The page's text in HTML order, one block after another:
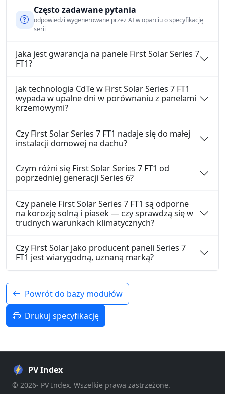
Często zadawane pytania
odpowiedzi wygenerowane przez AI w oparciu o specyfikację
serii
Jaka jest gwarancja na panele First Solar Series 7
FT1?
Jak technologia CdTe w First Solar Series 7 FT1
wypada w upalne dni w porównaniu z panelami
krzemowymi?
Czy First Solar Series 7 FT1 nadaje się do małej
instalacji domowej na dachu?
Czym różni się First Solar Series 7 FT1 od
poprzedniej generacji Series 6?
Czy panele First Solar Series 7 FT1 są odporne
na korozję solną i piasek — czy sprawdzą się w
trudnych warunkach klimatycznych?
Czy First Solar jako producent paneli Series 7
FT1 jest wiarygodną, uznaną marką?
Powrót do bazy modułów
Drukuj specyfikację
PV Index
© 2026- PV Index. Wszelkie prawa zastrzeżone.